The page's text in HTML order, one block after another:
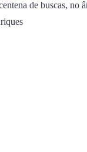
de buscas,